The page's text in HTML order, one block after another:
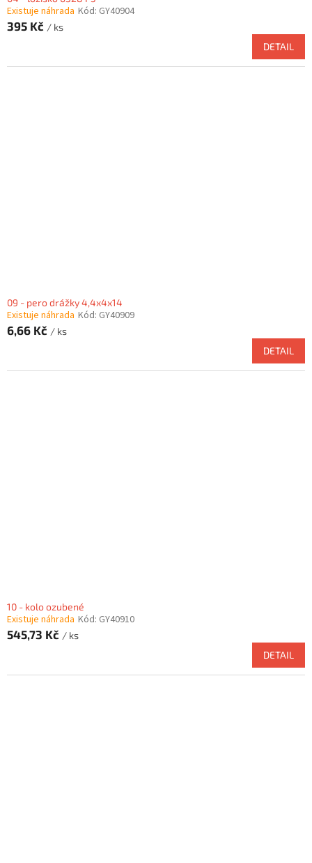
Existuje náhrada Kód: GY40904
395 Kč / ks
DETAIL
09 - pero drážky 4,4x4x14
Existuje náhrada Kód: GY40909
6,66 Kč / ks
DETAIL
10 - kolo ozubené
Existuje náhrada Kód: GY40910
545,73 Kč / ks
DETAIL